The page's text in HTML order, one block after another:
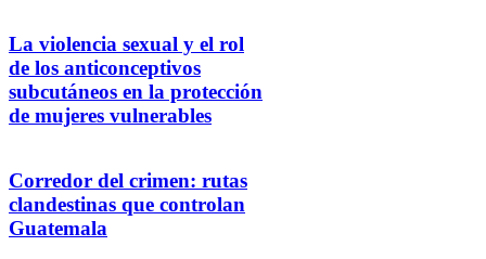
La violencia sexual y el rol
de los anticonceptivos
subcutáneos en la protección
de mujeres vulnerables
Corredor del crimen: rutas
clandestinas que controlan
Guatemala